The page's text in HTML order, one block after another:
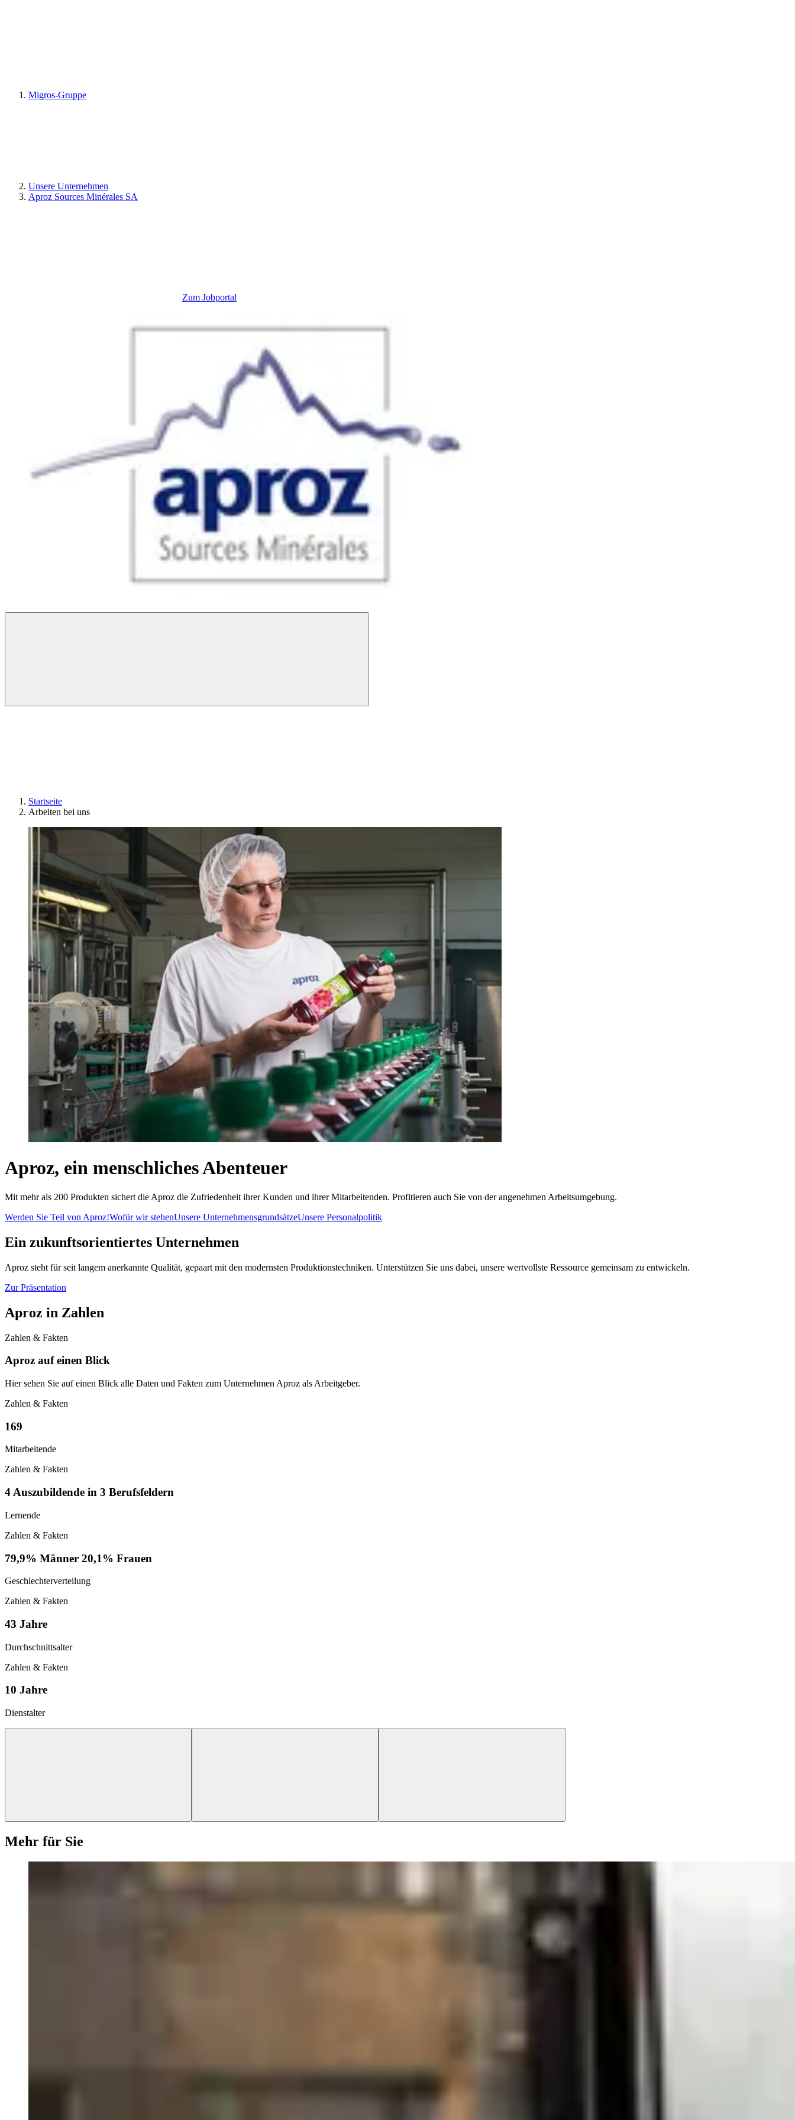
Migros-Gruppe
Unsere Unternehmen
Aproz Sources Minérales SA
Zum Jobportal
Startseite
Arbeiten bei uns
Aproz, ein menschliches Abenteuer
Mit mehr als 200 Produkten sichert die Aproz die Zufriedenheit ihrer Kunden und ihrer Mitarbeitenden. Profitieren auch Sie von der angenehmen Arbeitsumgebung.
Werden Sie Teil von Aproz!Wofür wir stehenUnsere UnternehmensgrundsätzeUnsere Personalpolitik
Ein zukunftsorientiertes Unternehmen
Aproz steht für seit langem anerkannte Qualität, gepaart mit den modernsten Produktionstechniken. Unterstützen Sie uns dabei, unsere wertvollste Ressource gemeinsam zu entwickeln.
Zur Präsentation
Aproz in Zahlen
Zahlen & Fakten
Aproz auf einen Blick
Hier sehen Sie auf einen Blick alle Daten und Fakten zum Unternehmen Aproz als Arbeitgeber.
Zahlen & Fakten
169
Mitarbeitende
Zahlen & Fakten
4 Auszubildende in 3 Berufsfeldern
Lernende
Zahlen & Fakten
79,9% Männer 20,1% Frauen
Geschlechterverteilung
Zahlen & Fakten
43 Jahre
Durchschnittsalter
Zahlen & Fakten
10 Jahre
Dienstalter
Mehr für Sie